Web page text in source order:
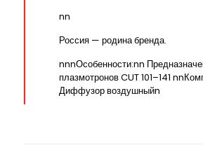
nn
Россия — родина бренда.
nnnОсобенности:nn
плазмотронов CUT 101–141
Диффузор воздушныйn